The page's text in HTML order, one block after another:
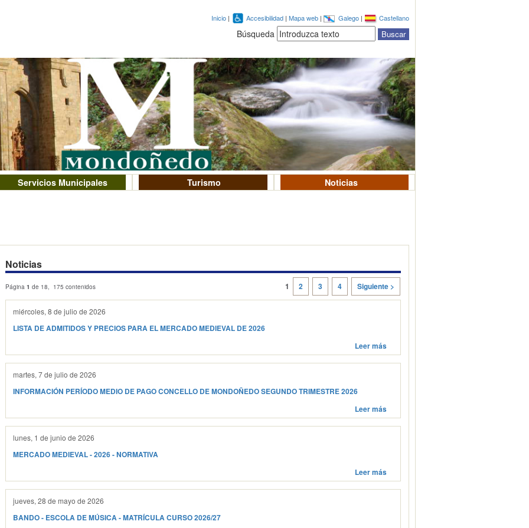
Inicio | Accesibilidad | Mapa web | Galego | Castellano
Búsqueda
Servicios Municipales Turismo Noticias
Noticias
Página 1 de 18, 175 contenidos 1 2 3 4 Siguiente >
miércoles, 8 de julio de 2026
LISTA DE ADMITIDOS Y PRECIOS PARA EL MERCADO MEDIEVAL DE 2026
Leer más
martes, 7 de julio de 2026
INFORMACIÓN PERÍODO MEDIO DE PAGO CONCELLO DE MONDOÑEDO SEGUNDO TRIMESTRE 2026
Leer más
lunes, 1 de junio de 2026
MERCADO MEDIEVAL - 2026 - NORMATIVA
Leer más
jueves, 28 de mayo de 2026
BANDO - ESCOLA DE MÚSICA - MATRÍCULA CURSO 2026/27